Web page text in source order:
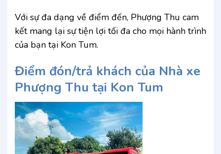
Với sự đa dạng về điểm đến, Phượng Thu cam
kết mang lại sự tiện lợi tối đa cho mọi hành trình
của bạn tại Kon Tum.
Điểm đón/trả khách của Nhà xe
Phượng Thu tại Kon Tum